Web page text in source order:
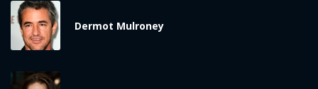
Dermot Mulroney